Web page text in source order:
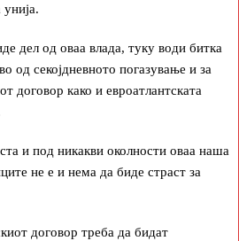
дел од оваа влада, туку води битка
од секојдневното погазување и за
договор како и евроатлантската
и под никакви околности оваа наша
не е и нема да биде страст за
договор треба да бидат